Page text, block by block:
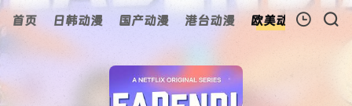
首页 日韩动漫 国产动漫 港台动漫 欧美动漫 动漫